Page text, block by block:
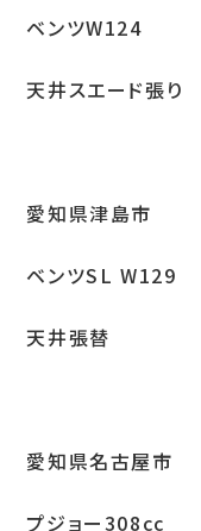
プライバシーポ
9:00～
ベンツW124
天井スエード張り
愛知県津島市
ベンツSL W129
天井張替
愛知県名古屋市
プジョー308cc